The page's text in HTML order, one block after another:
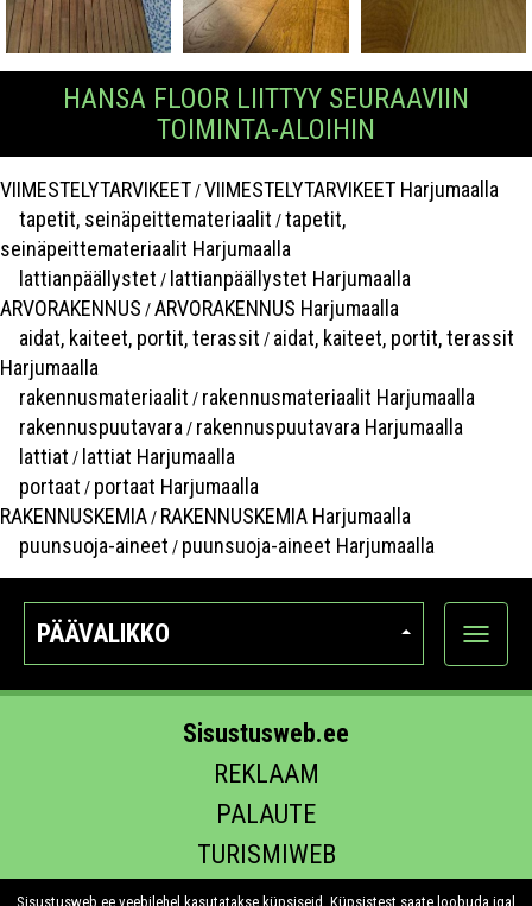
HANSA FLOOR LIITTYY SEURAAVIIN
TOIMINTA-ALOIHIN
VIIMESTELYTARVIKEET/VIIMESTELYTARVIKEET Harjumaalla
tapetit, seinäpeittemateriaalit /tapetit,
seinäpeittemateriaalit Harjumaalla
lattianpäällystet / lattianpäällystet Harjumaalla
ARVORAKENNUS /ARVORAKENNUS Harjumaalla
aidat, kaiteet, portit, terassit / aidat, kaiteet, portit, terassit
Harjumaalla
rakennusmateriaalit / rakennusmateriaalit Harjumaalla
rakennuspuutavara/ rakennuspuutavara Harjumaalla
lattiat / lattiat Harjumaalla
portaat / portaat Harjumaalla
RAKENNUSKEMIA/ RAKENNUSKEMIA Harjumaalla
puunsuoja-aineet / puunsuoja-aineet Harjumaalla
PÄÄVALIKKO
Näytä
Sisustusweb.ee
REKLAAM
PALAUTE
TURISMIWEB
EHITUS.EE
Sisustusweb.ee veebilehel kasutatakse küpsiseid. Küpsistest saate loobuda igal